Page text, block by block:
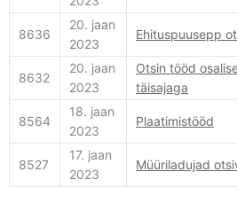
8636
20. jaan
2023
Ehituspuusepp
8632
20. jaan
2023
Otsin tööd
täisajaga
8564
18. jaan
2023
Plaatimistööd
8527
17. jaan
2023
Müüriladujad